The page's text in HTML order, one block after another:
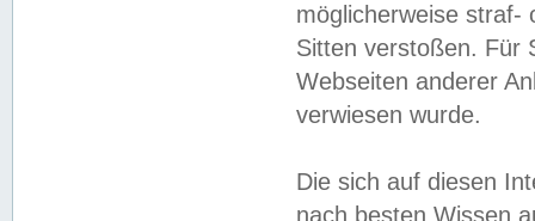
möglicherweise straf-
Sitten verstoßen. Für
Webseiten anderer
verwiesen wurde.
Die sich auf diesen
nach besten Wissen